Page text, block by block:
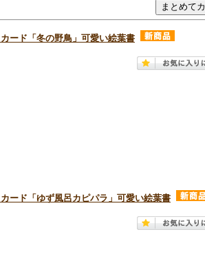
ード「冬の野鳥」可愛い絵葉書
ード「ゆず風呂カピパラ」可愛い絵葉書